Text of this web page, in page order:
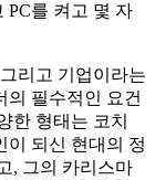
PC를 켜고 몇 자
리고 기업이라는
의 필수적인 요건
한 형태는 코치
이 되신 현대의 정
, 그의 카리스마